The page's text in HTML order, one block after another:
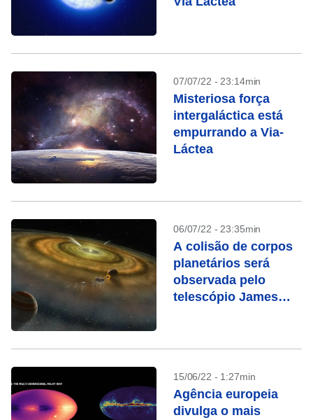
07/07/22 - 23:14min
Misteriosa força
intergaláctica está
empurrando a Via-
Láctea
06/07/22 - 23:35min
A colisão de corpos
planetários será
observada pelo
telescópio James
15/06/22 - 1:27min
Agência europeia
divulga o mais